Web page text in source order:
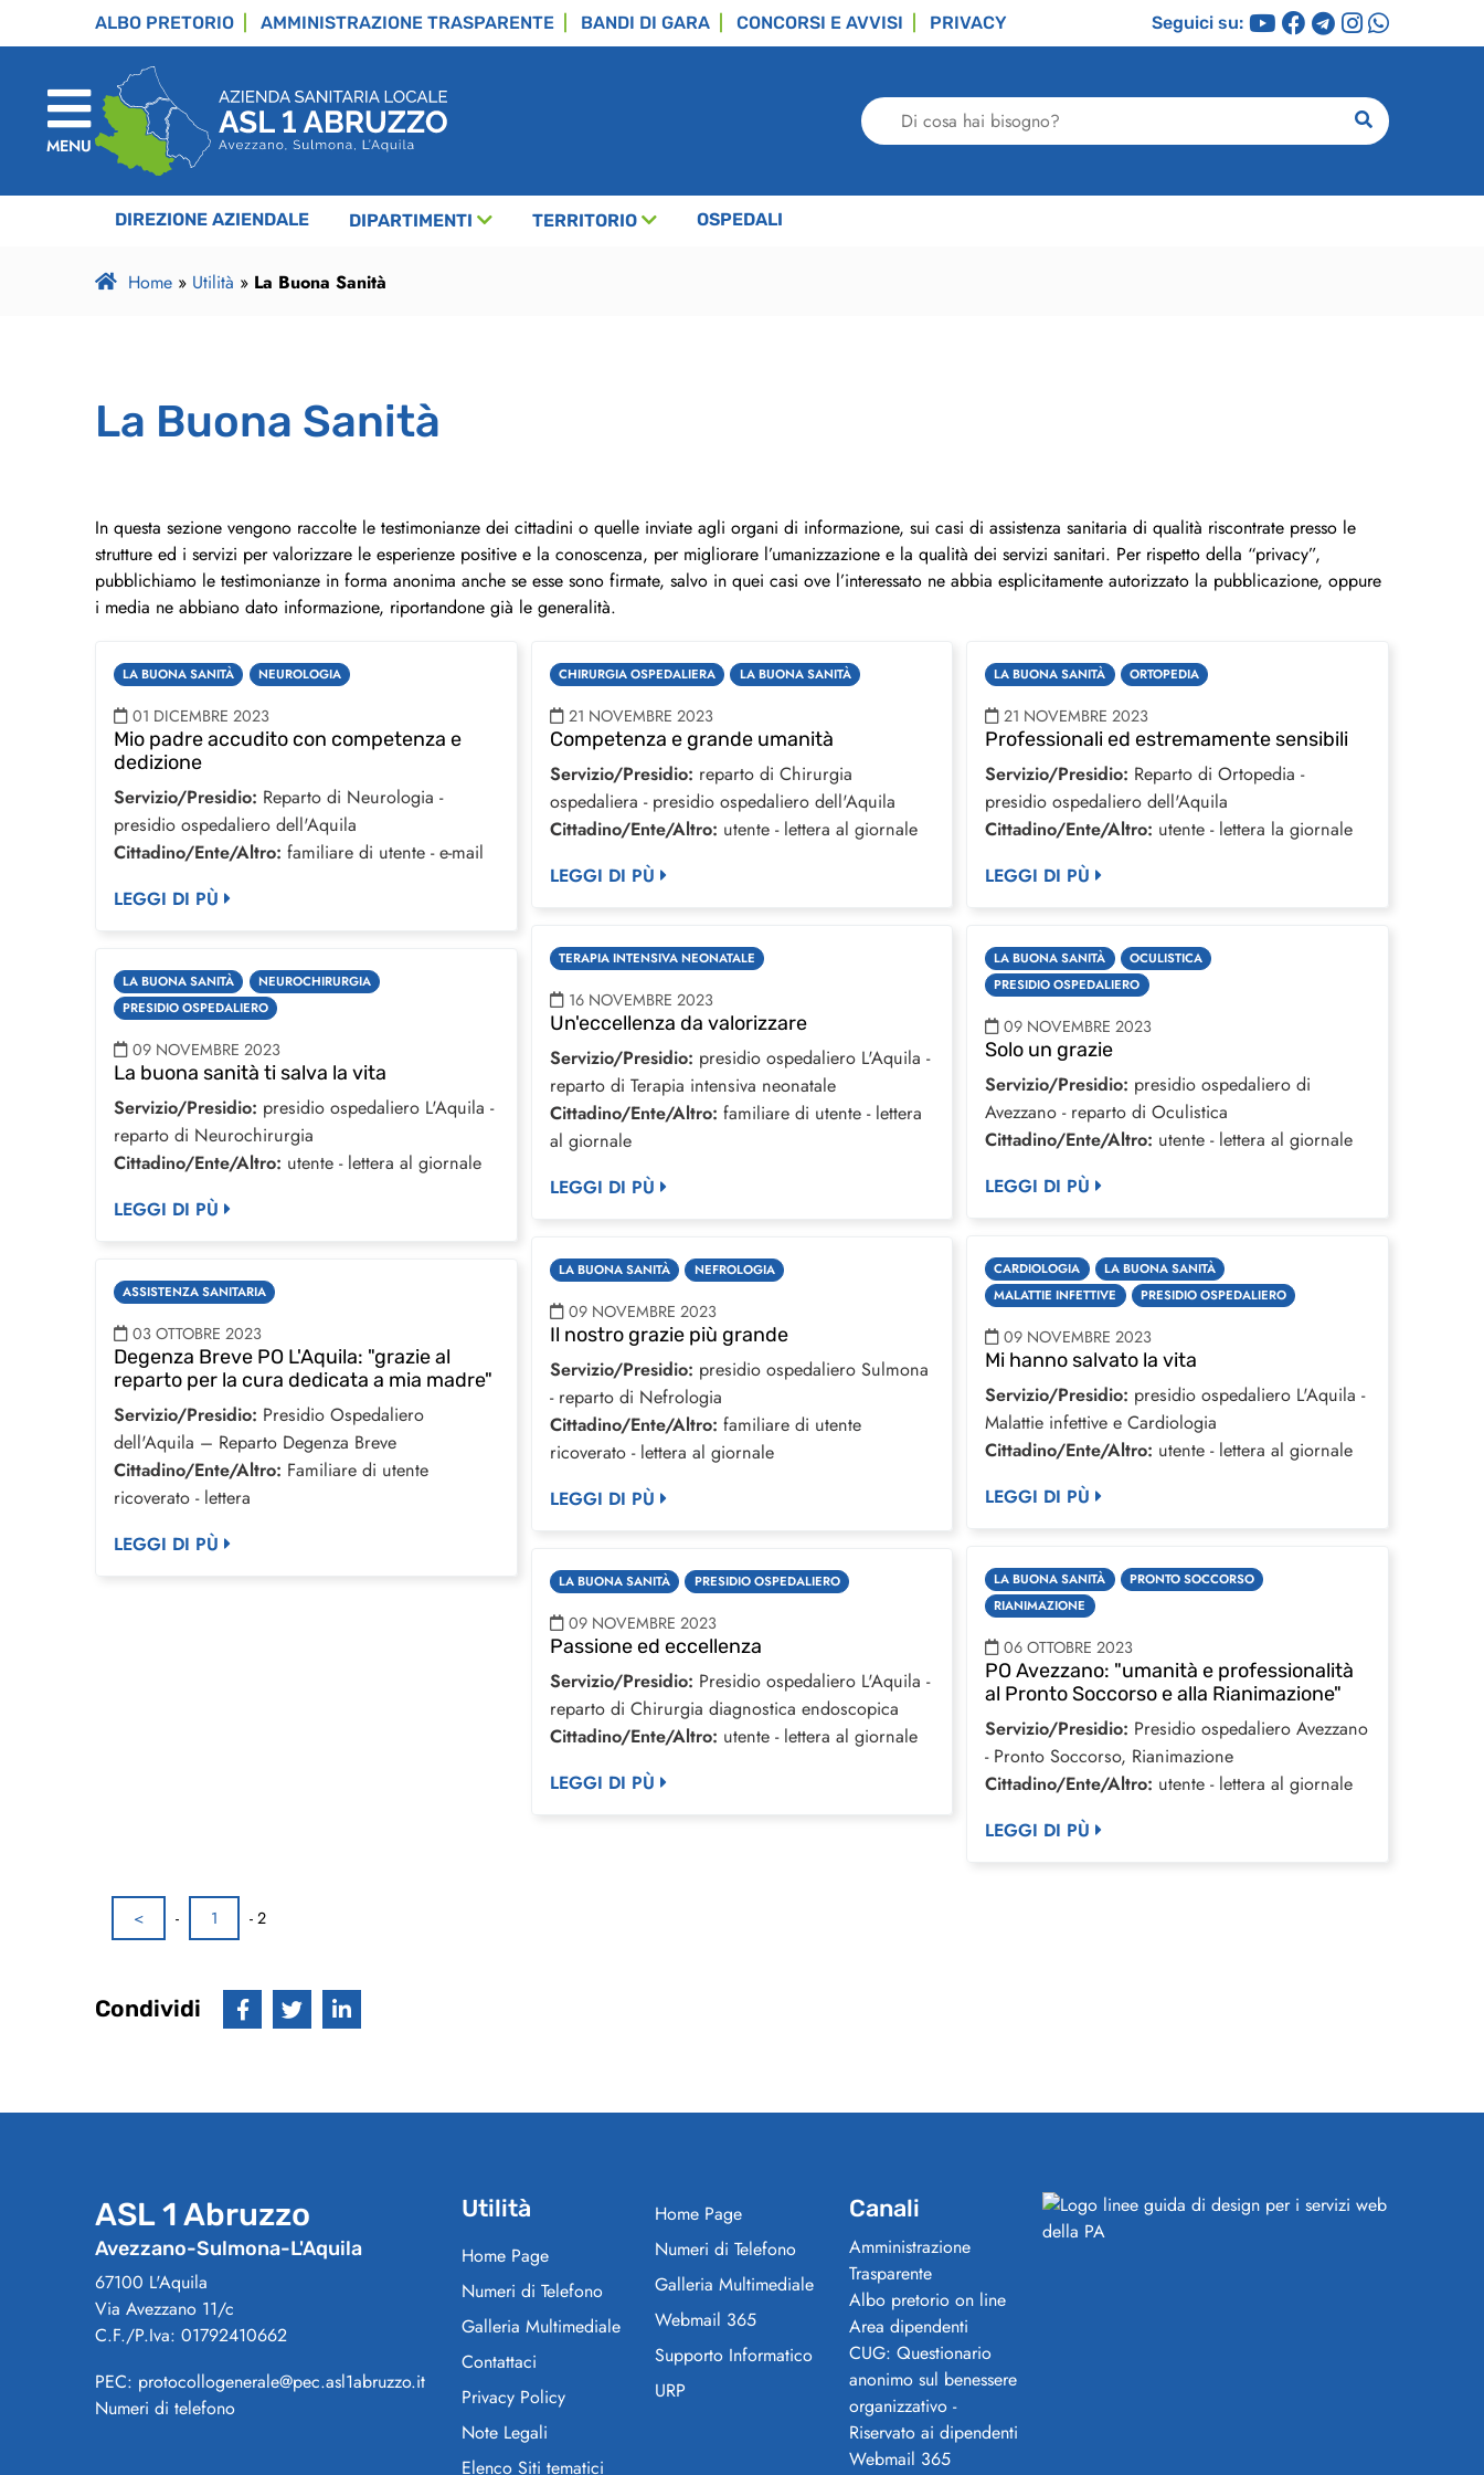
ALBO PRETORIO AMMINISTRAZIONE TRASPARENTE BANDI DI GARA CONCORSI E AVVISI PRIVACY Seguici su:
MENU
Di
cosa
bisogno?
ricerca
DIREZIONE AZIENDALE DIPARTIMENTI TERRITORIO OSPEDALI
Home» Utilità » La Buona Sanità
La Buona Sanità
In questa sezione vengono raccolte le testimonianze dei cittadini o quelle inviate agli organi di informazione, sui casi di assistenza sanitaria di qualità riscontrate presso le
strutture ed i servizi per valorizzare le esperienze positive e la conoscenza, per migliorare l’umanizzazione e la qualità dei servizi sanitari. Per rispetto della “privacy”,
pubblichiamo le testimonianze in forma anonima anche se esse sono firmate, salvo in quei casi ove l’interessato ne abbia esplicitamente autorizzato la pubblicazione, oppure
i media ne abbiano dato informazione, riportandone già le generalità.
LA BUONA SANITÀ NEUROLOGIA
01 DICEMBRE 2023
Mio padre accudito con competenza e
dedizione
Servizio/Presidio: Reparto di Neurologia -
presidio ospedaliero dell'Aquila
Cittadino/Ente/Altro: familiare di utente - e-mail
LEGGI DI PÙ
CHIRURGIA OSPEDALIERA LA BUONA SANITÀ
21 NOVEMBRE 2023
Competenza e grande umanità
Servizio/Presidio: reparto di Chirurgia
ospedaliera - presidio ospedaliero dell'Aquila
Cittadino/Ente/Altro: utente - lettera al giornale
LEGGI DI PÙ
LA BUONA SANITÀ ORTOPEDIA
21 NOVEMBRE 2023
Professionali ed estremamente sensibili
Servizio/Presidio: Reparto di Ortopedia -
presidio ospedaliero dell'Aquila
Cittadino/Ente/Altro: utente - lettera la giornale
LEGGI DI PÙ
TERAPIA INTENSIVA NEONATALE
16 NOVEMBRE 2023
Un'eccellenza da valorizzare
Servizio/Presidio: presidio ospedaliero L'Aquila -
reparto di Terapia intensiva neonatale
Cittadino/Ente/Altro: familiare di utente - lettera
al giornale
LEGGI DI PÙ
LA BUONA SANITÀ
OCULISTICA
PRESIDIO OSPEDALIERO
09 NOVEMBRE 2023
Solo un grazie
Servizio/Presidio: presidio ospedaliero di
Avezzano - reparto di Oculistica
Cittadino/Ente/Altro: utente - lettera al giornale
LEGGI DI PÙ
LA BUONA SANITÀ
NEUROCHIRURGIA
PRESIDIO OSPEDALIERO
09 NOVEMBRE 2023
La buona sanità ti salva la vita
Servizio/Presidio: presidio ospedaliero L'Aquila -
reparto di Neurochirurgia
Cittadino/Ente/Altro: utente - lettera al giornale
LEGGI DI PÙ
CARDIOLOGIA
LA BUONA SANITÀ
MALATTIE INFETTIVE
PRESIDIO OSPEDALIERO
09 NOVEMBRE 2023
Mi hanno salvato la vita
Servizio/Presidio: presidio ospedaliero L'Aquila -
Malattie infettive e Cardiologia
Cittadino/Ente/Altro: utente - lettera al giornale
LEGGI DI PÙ
LA BUONA SANITÀ NEFROLOGIA
09 NOVEMBRE 2023
Il nostro grazie più grande
Servizio/Presidio: presidio ospedaliero Sulmona
- reparto di Nefrologia
Cittadino/Ente/Altro: familiare di utente
ricoverato - lettera al giornale
LEGGI DI PÙ
ASSISTENZA SANITARIA
03 OTTOBRE 2023
Degenza Breve PO L'Aquila: "grazie al
reparto per la cura dedicata a mia madre"
Servizio/Presidio: Presidio Ospedaliero
dell'Aquila – Reparto Degenza Breve
Cittadino/Ente/Altro: Familiare di utente
ricoverato - lettera
LEGGI DI PÙ
LA BUONA SANITÀ
PRONTO SOCCORSO
RIANIMAZIONE
06 OTTOBRE 2023
PO Avezzano: "umanità e professionalità
al Pronto Soccorso e alla Rianimazione"
Servizio/Presidio: Presidio ospedaliero Avezzano
- Pronto Soccorso, Rianimazione
Cittadino/Ente/Altro: utente - lettera al giornale
LEGGI DI PÙ
LA BUONA SANITÀ PRESIDIO OSPEDALIERO
09 NOVEMBRE 2023
Passione ed eccellenza
Servizio/Presidio: Presidio ospedaliero L'Aquila -
reparto di Chirurgia diagnostica endoscopica
Cittadino/Ente/Altro: utente - lettera al giornale
LEGGI DI PÙ
< - 1 - 2
Condividi
ASL 1 Abruzzo
Avezzano-Sulmona-L'Aquila
67100 L'Aquila
Via Avezzano 11/c
C.F./P.Iva: 01792410662
PEC: protocollogenerale@pec.asl1abruzzo.it
Numeri di telefono
Utilità
Home Page
Numeri di Telefono
Galleria Multimediale
Contattaci
Privacy Policy
Note Legali
Elenco Siti tematici
Home Page
Numeri di Telefono
Galleria Multimediale
Webmail 365
Supporto Informatico
URP
Canali
Amministrazione
Trasparente
Albo pretorio on line
Area dipendenti
CUG: Questionario
anonimo sul benessere
organizzativo -
Riservato ai dipendenti
Webmail 365